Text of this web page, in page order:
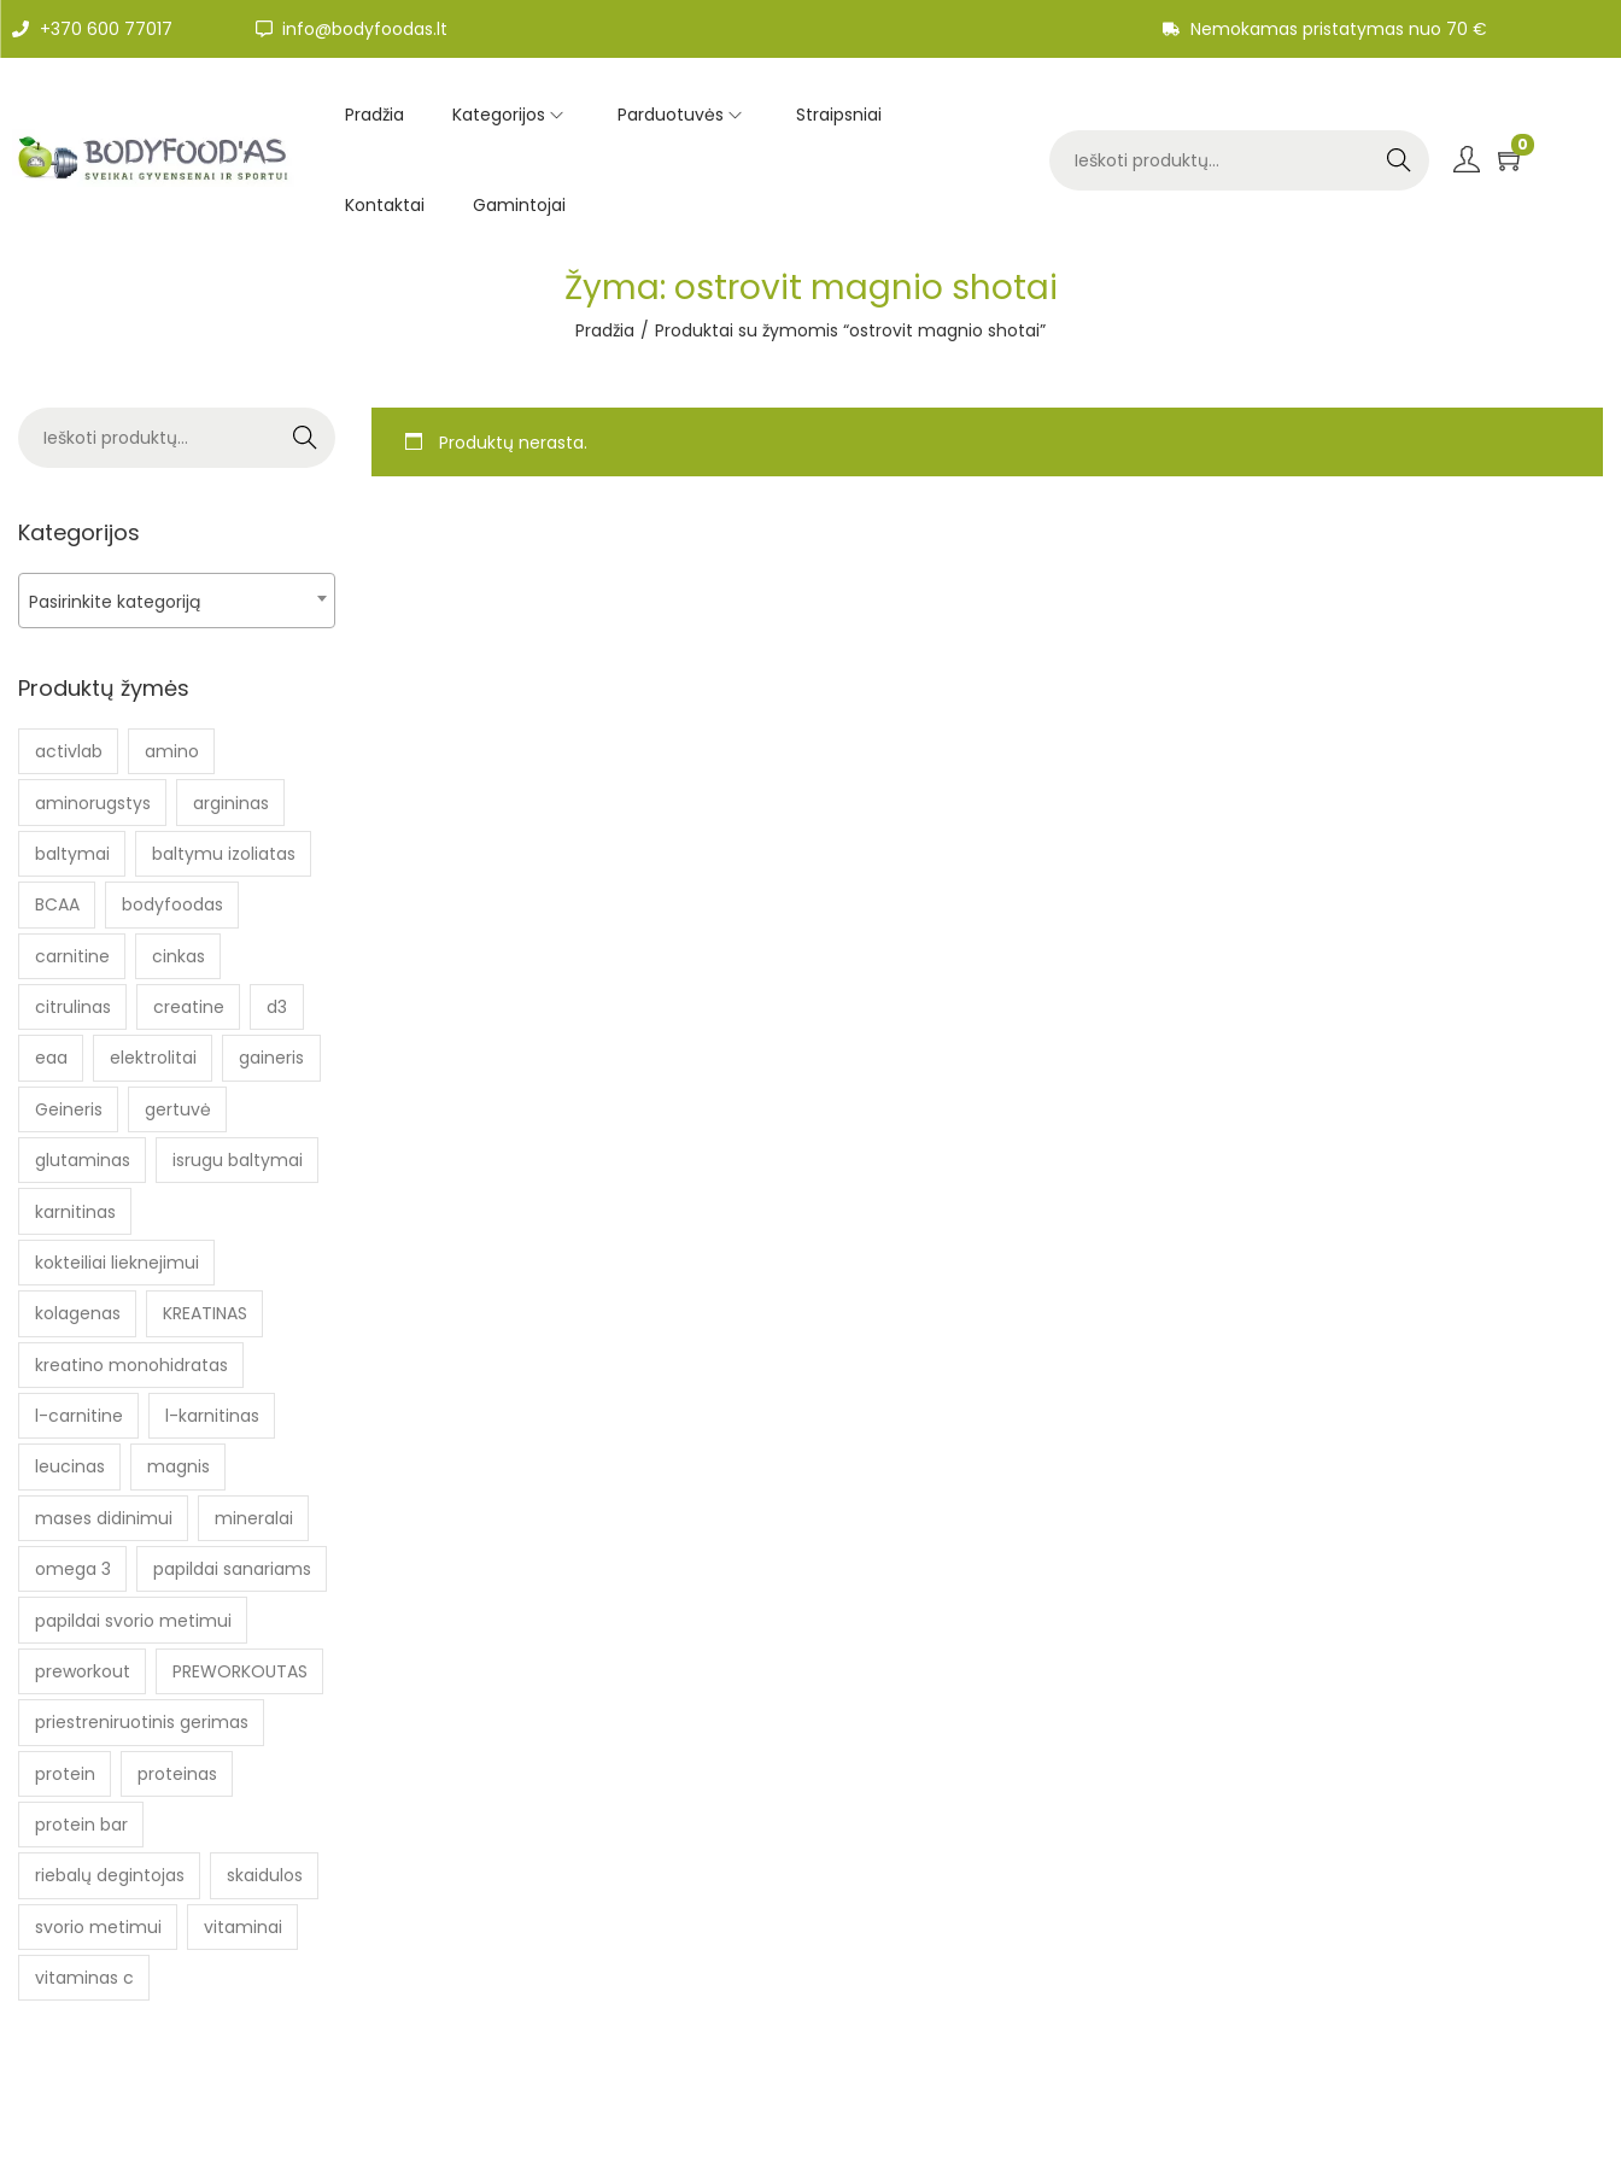
+370 600 77017 info@bodyfoodas.lt Nemokamas pristatymas nuo 70 €
Pradžia Kategorijos Parduotuvės Straipsniai
Kontaktai Gamintojai
Search
0
Žyma: ostrovit magnio shotai
Pradžia / Produktai su žymomis “ostrovit magnio shotai”
Produktų nerasta.
Search
Kategorijos
Pasirinkite kategoriją
Produktų žymės
activlab amino
aminorugstys argininas
baltymai baltymu izoliatas
BCAA bodyfoodas
carnitine cinkas
citrulinas creatine d3
eaa elektrolitai gaineris
Geineris gertuvė
glutaminas isrugu baltymai
karnitinas
kokteiliai lieknejimui
kolagenas KREATINAS
kreatino monohidratas
l-carnitine l-karnitinas
leucinas magnis
mases didinimui mineralai
omega 3 papildai sanariams
papildai svorio metimui
preworkout PREWORKOUTAS
priestreniruotinis gerimas
protein proteinas
protein bar
riebalų degintojas skaidulos
svorio metimui vitaminai
vitaminas c